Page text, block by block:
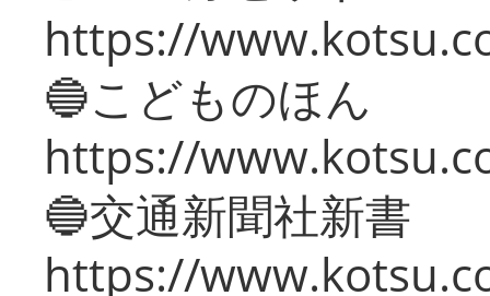
https://
🔵こどものほん
https://
🔵交通新聞社新書
https://